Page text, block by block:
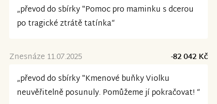
„převod do sbírky "Pomoc pro maminku s dcerou
po tragické ztrátě tatínka“
Znesnáze 11.07.2025
-82 042 Kč
„převod do sbírky "Kmenové buňky Violku
neuvěřitelně posunuly. Pomůžeme jí pokračovat! “